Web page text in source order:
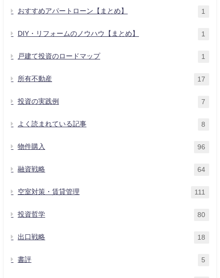
おすすめアパートローン【まとめ】 1
DIY・リフォームのノウハウ【まとめ】 1
戸建て投資のロードマップ 1
所有不動産 17
投資の実践例 7
よく読まれている記事 8
物件購入 96
融資戦略 64
空室対策・賃貸管理 111
投資哲学 80
出口戦略 18
書評 5